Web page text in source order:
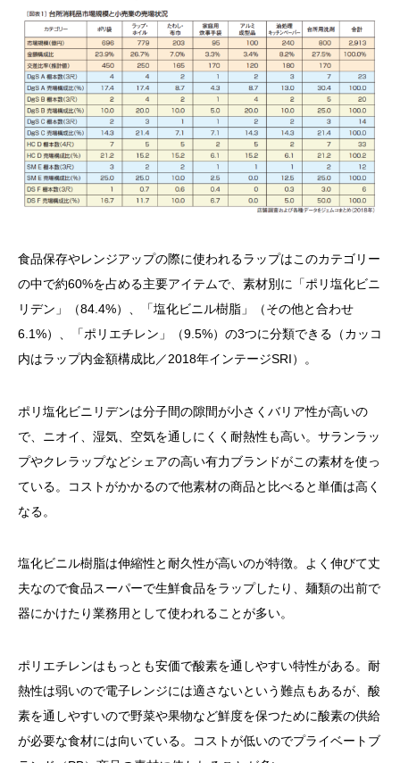
食品保存やレンジアップの際に使われるラップはこのカテゴリー
の中で約60%を占める主要アイテムで、素材別に「ポリ塩化ビニ
リデン」（84.4%）、「塩化ビニル樹脂」（その他と合わせ
6.1%）、「ポリエチレン」（9.5%）の3つに分類できる（カッコ
内はラップ内金額構成比／2018年インテージSRI）。
ポリ塩化ビニリデンは分子間の隙間が小さくバリア性が高いの
で、ニオイ、湿気、空気を通しにくく耐熱性も高い。サランラッ
プやクレラップなどシェアの高い有力ブランドがこの素材を使っ
ている。コストがかかるので他素材の商品と比べると単価は高く
なる。
塩化ビニル樹脂は伸縮性と耐久性が高いのが特徴。よく伸びて丈
夫なので食品スーパーで生鮮食品をラップしたり、麺類の出前で
器にかけたり業務用として使われることが多い。
ポリエチレンはもっとも安価で酸素を通しやすい特性がある。耐
熱性は弱いので電子レンジには適さないという難点もあるが、酸
素を通しやすいので野菜や果物など鮮度を保つために酸素の供給
が必要な食材には向いている。コストが低いのでプライベートブ